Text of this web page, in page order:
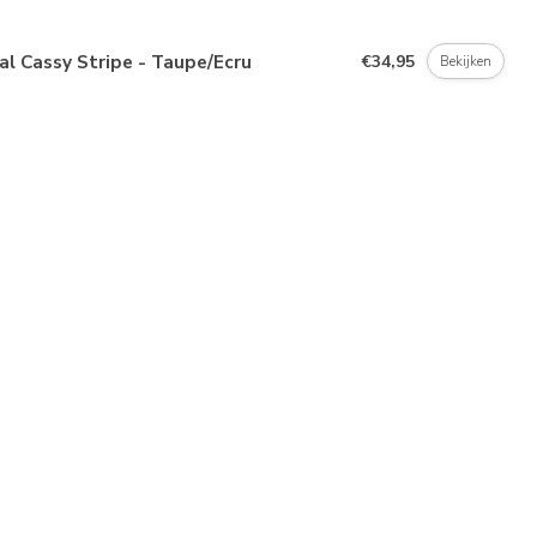
Cassy Stripe - Taupe/Ecru €34,95 Bekijken